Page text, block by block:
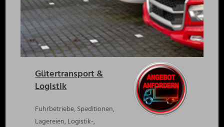
Gütertransport &
Logistik
Fuhrbetriebe, Speditionen,
Lagereien, Logistik-,